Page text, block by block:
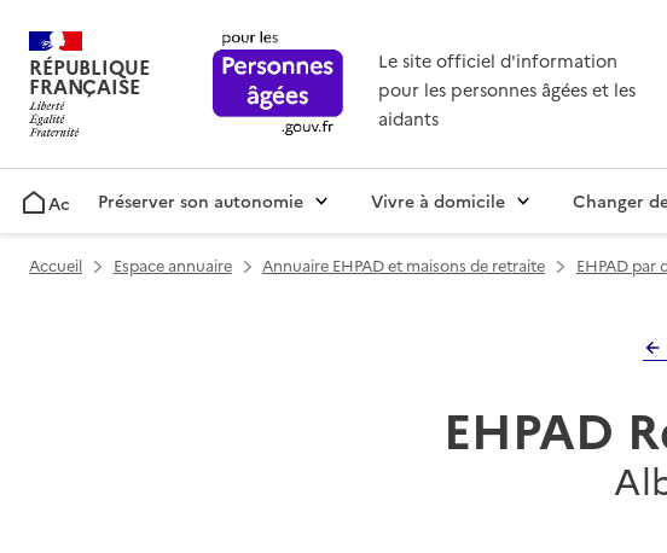
RÉPUBLIQUE
FRANÇAISE
Le site officiel d'information
pour les personnes âgées et les
aidants
AccueilPréserver son autonomie Vivre à domicile Changer
Accueil Espace annuaire Annuaire EHPAD et maisons de retraite EHPAD par
EHPAD